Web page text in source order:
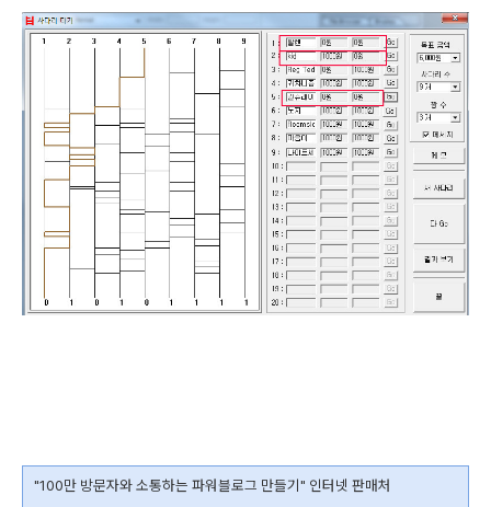
"100만 방문자와 소통하는 파워블로그 만들기" 인터넷 판매처